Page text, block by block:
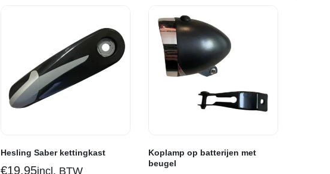
Hesling Saber kettingkast
€19.95incl. BTW
Koplamp op batterijen met
beugel